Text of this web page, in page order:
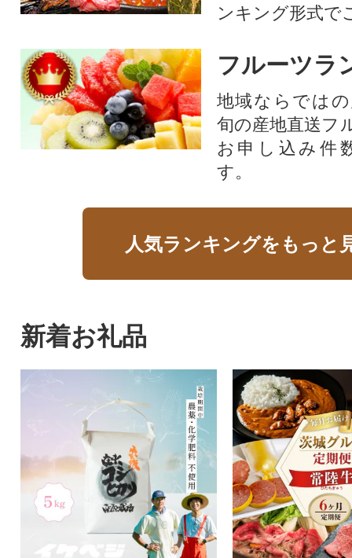
ンキング形式で
フルーツラ
地域ならでは
旬の産地直送フ
お申し込み件
す。
人気ランキングをもっと
新着お礼品